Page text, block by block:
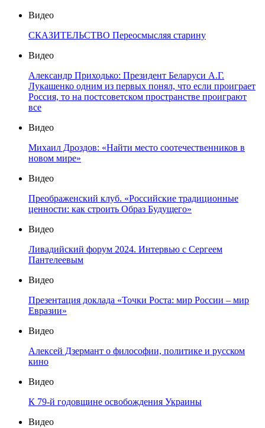
Видео
СКАЗИТЕЛЬСТВО Переосмысляя старину
Видео
Александр Приходько: Президент Беларуси А.Г.
Лукашенко одним из первых понял, что если проиграет
Россия, то на постсоветском пространстве проиграют
все
Видео
Михаил Дроздов: «Найти место соотечественников в
новом мире»
Видео
Преображенский клуб. «Российские традиционные
ценности: как строить Образ Будущего»
Видео
Ливадийский форум 2024. Интервью с Сергеем
Пантелеевым
Видео
Презентация доклада «Точки Роста: мир России – мир
Евразии»
Видео
Алексей Дзермант о философии, политике и русском
кино
Видео
К 79-й годовщине освобождения Украины
Видео